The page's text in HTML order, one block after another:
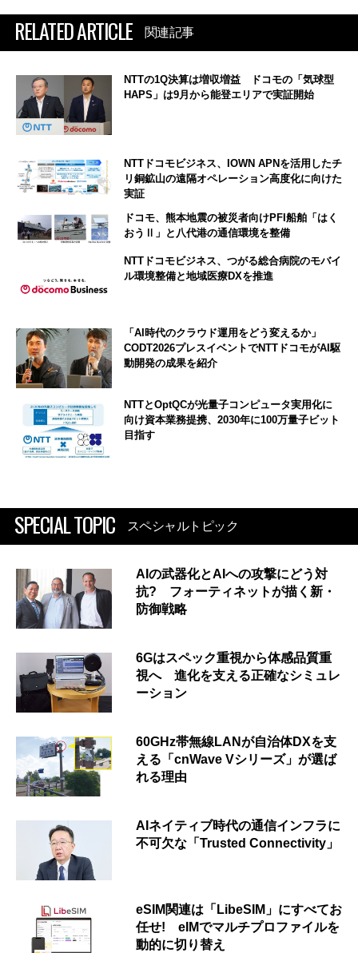
RELATED ARTICLE 関連記事
NTTの1Q決算は増収増益 ドコモの「気球型
HAPS」は9月から能登エリアで実証開始
NTTドコモビジネス、IOWN APNを活用したチ
リ銅鉱山の遠隔オペレーション高度化に向けた
実証
ドコモ、熊本地震の被災者向けPFI船舶「はく
おうⅡ」と八代港の通信環境を整備
NTTドコモビジネス、つがる総合病院のモバイ
ル環境整備と地域医療DXを推進
「AI時代のクラウド運用をどう変えるか」
CODT2026プレスイベントでNTTドコモがAI駆
動開発の成果を紹介
NTTとOptQCが光量子コンピュータ実用化に
向け資本業務提携、2030年に100万量子ビット
目指す
SPECIAL TOPIC スペシャルトピック
AIの武器化とAIへの攻撃にどう対
抗? フォーティネットが描く新・
防御戦略
6Gはスペック重視から体感品質重
視へ 進化を支える正確なシミュレ
ーション
60GHz帯無線LANが自治体DXを支
える「cnWave Vシリーズ」が選ば
れる理由
AIネイティブ時代の通信インフラに
不可欠な「Trusted Connectivity」
eSIM関連は「LibeSIM」にすべてお
任せ! eIMでマルチプロファイルを
動的に切り替え